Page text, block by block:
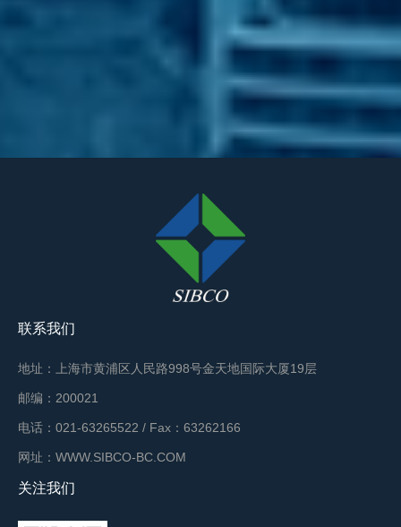
联系我们
地址：上海市黄浦区人民路998号金天地国际大厦19层
邮编：200021
电话：021-63265522 / Fax：63262166
网址：WWW.SIBCO-BC.COM
关注我们